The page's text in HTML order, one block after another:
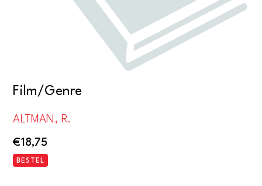
Film/Genre
ALTMAN, R.
€18,75
BESTEL